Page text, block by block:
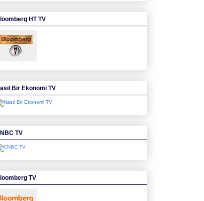
HT TV
Bir Ekonomi TV
TV
TV